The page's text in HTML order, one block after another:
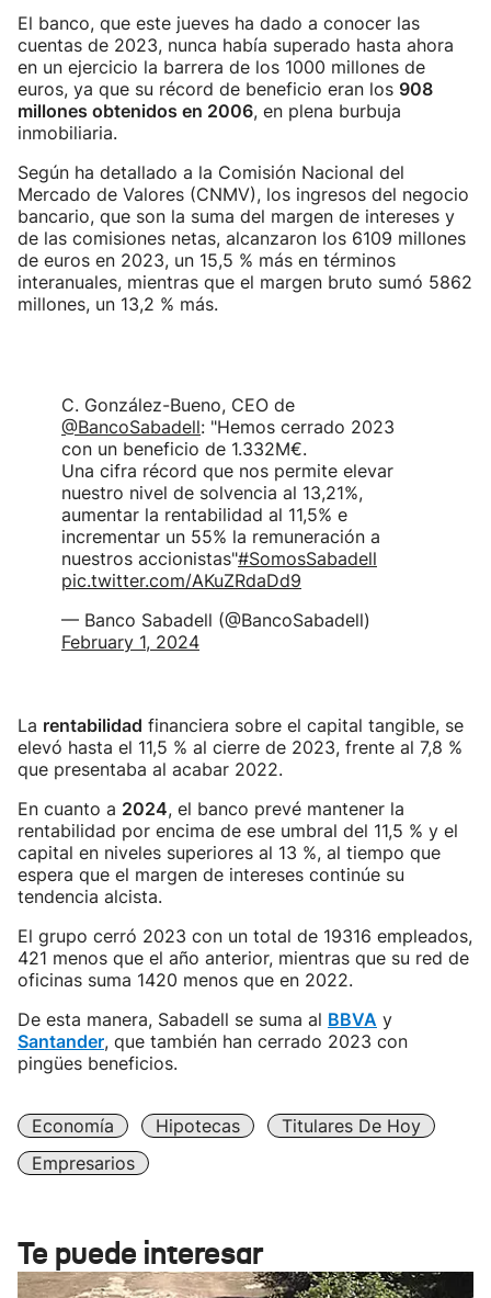
El banco, que este jueves ha dado a conocer las
cuentas de 2023, nunca había superado hasta ahora
en un ejercicio la barrera de los 1000 millones de
euros, ya que su récord de beneficio eran los 908
millones obtenidos en 2006, en plena burbuja
inmobiliaria.
Según ha detallado a la Comisión Nacional del
Mercado de Valores (CNMV), los ingresos del negocio
bancario, que son la suma del margen de intereses y
de las comisiones netas, alcanzaron los 6109 millones
de euros en 2023, un 15,5 % más en términos
interanuales, mientras que el margen bruto sumó 5862
millones, un 13,2 % más.
C. González-Bueno, CEO de
@BancoSabadell: "Hemos cerrado 2023
con un beneficio de 1.332M€.
Una cifra récord que nos permite elevar
nuestro nivel de solvencia al 13,21%,
aumentar la rentabilidad al 11,5% e
incrementar un 55% la remuneración a
nuestros accionistas"#SomosSabadell
pic.twitter.com/AKuZRdaDd9
— Banco Sabadell (@BancoSabadell)
February 1, 2024
La rentabilidad financiera sobre el capital tangible, se
elevó hasta el 11,5 % al cierre de 2023, frente al 7,8 %
que presentaba al acabar 2022.
En cuanto a 2024, el banco prevé mantener la
rentabilidad por encima de ese umbral del 11,5 % y el
capital en niveles superiores al 13 %, al tiempo que
espera que el margen de intereses continúe su
tendencia alcista.
El grupo cerró 2023 con un total de 19316 empleados,
421 menos que el año anterior, mientras que su red de
oficinas suma 1420 menos que en 2022.
De esta manera, Sabadell se suma al BBVA y
Santander, que también han cerrado 2023 con
pingües beneficios.
Economía Hipotecas
Titulares De Hoy
Empresarios
Te puede interesar